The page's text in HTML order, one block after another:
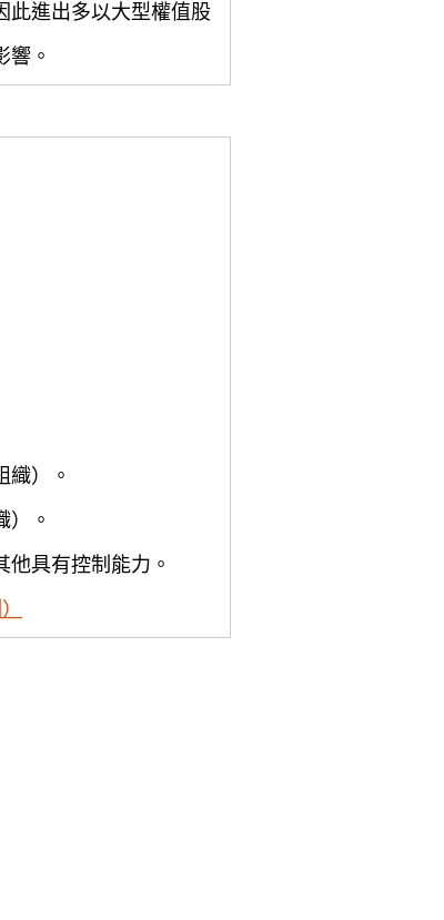
此進出多以大型權值股
響。
織）。
）。
具有控制能力。